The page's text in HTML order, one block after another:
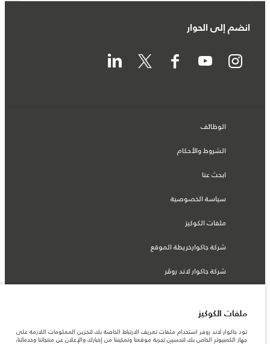
انضم إلى الحوار
الوظائف
الشروط والأحكام
ابحث عنا
سياسة الخصوصية
ملفات الكوكيز
شركة جاكوارخريطة الموقع
شركة جاكوار لاند روڤر
ملفات الكوكيز
تود جاكوار لاند روفر استخدام ملفات تعريف الارتباط الخاصة بك لتخزين المعلومات اللازمة على
جهاز الكمبيوتر الخاص بك لتحسين تجربة موقعنا وتمكيننا من إخبارك والإعلان عن منتجاتنا وخدماتنا،